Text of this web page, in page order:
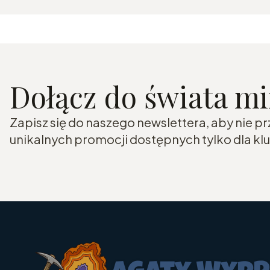
Dołącz do świata
Zapisz się do naszego newslettera, aby nie
unikalnych promocji dostępnych tylko dla